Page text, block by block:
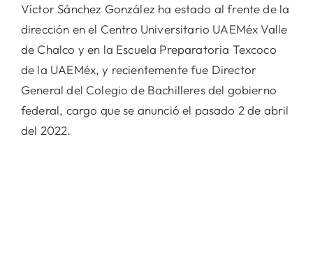
Víctor Sánchez González ha estado al frente de la
dirección en el Centro Universitario UAEMéx Valle
de Chalco y en la Escuela Preparatoria Texcoco
de la UAEMéx, y recientemente fue Director
General del Colegio de Bachilleres del gobierno
federal, cargo que se anunció el pasado 2 de abril
del 2022.